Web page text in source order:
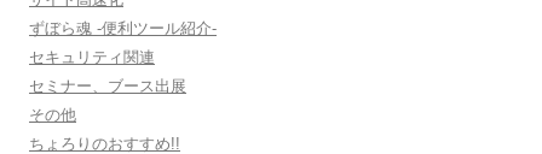
ずぼら魂 -便利ツール紹介-
セキュリティ関連
セミナー、ブース出展
その他
ちょろりのおすすめ!!